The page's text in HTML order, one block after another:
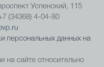
Успенский, 115
(34368) 4-04-80
персональных данных на
на сайте относительно